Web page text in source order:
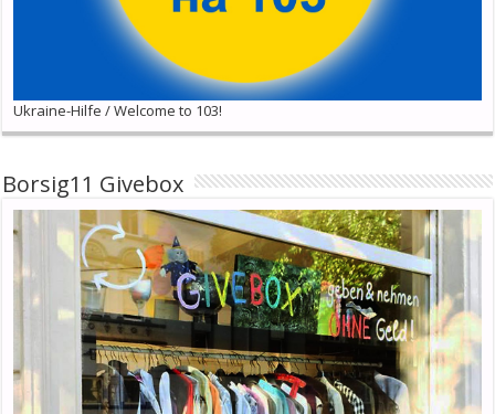
Ukraine-Hilfe / Welcome to 103!
Borsig11 Givebox